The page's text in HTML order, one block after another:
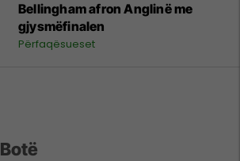
Bellingham afron Anglinë me
gjysmëfinalen
Përfaqësueset